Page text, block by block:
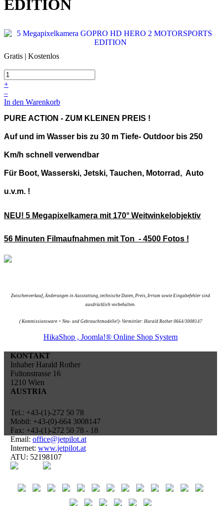
EDITION
Gratis | Kostenlos
+
–
In den Warenkorb
PURE ACTION - ZUM KLEINEN PREIS !
Auf und im Wasser bis zu 30 m Tiefe- Outdoor bis 250
Km/h schnell verwendbar
Für Boot, Wasserski, Jetski, Tauchen, Motorrad, Auto
u.v.m. !
NEU! 5 Megapixelkamera mit 170° Weitwinkelobjektiv
56 Minuten Filmaufnahmen mit Ton - 4500 Fotos !
Zwischenverkauf, Änderungen in Ausstattung, technische Daten, Preis, Irrtum sowie Eingabefehler sind
ausdrücklich vorbehalten.
( Kommissionsware + Neu- und Gebrauchtmodelle!)- Vermittler: Harald Rother 0664/3008147
HikaShop , Joomla!® Online Shop System
KONTAKT
Inhaber Harald Rother
Fultonstrasse 16
1210 Wien
AUSTRIA
Tel.: +43-(1)-272 50 78
Mobil: +43-(0)-664 3008147
Fax: +43-(1)-272 50 78 - 18
Email: office@jetpilot.at
Internet: www.jetpilot.at
ATU: 52198107